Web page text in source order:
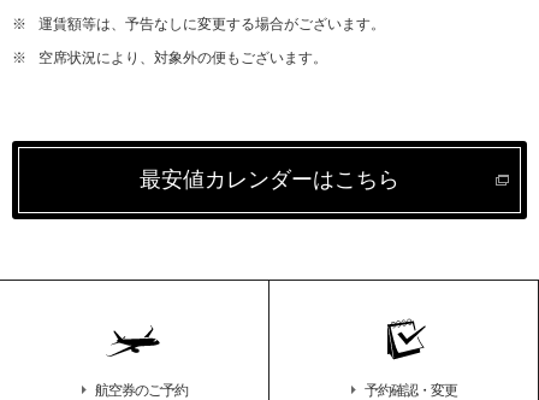
※
運賃額等は、予告なしに変更する場合がございます。
※
空席状況により、対象外の便もございます。
最安値カレンダーはこちら
航空券のご予約 予約確認・変更